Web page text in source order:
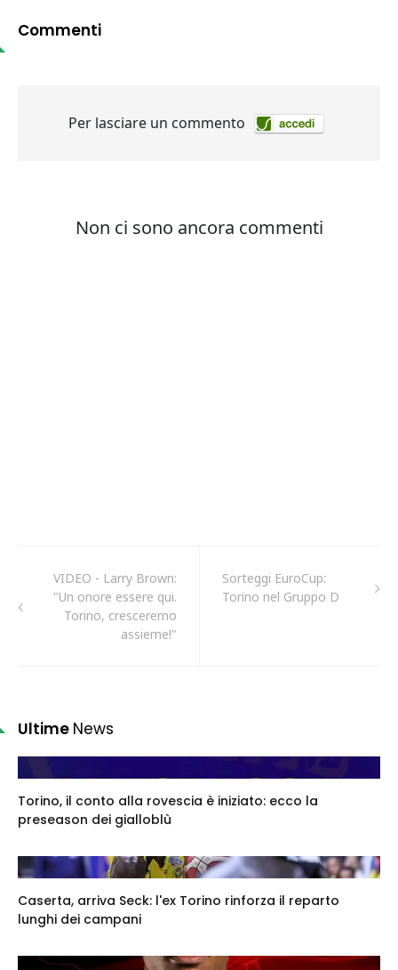
Commenti
VIDEO - Larry Brown:
"Un onore essere qui.
Torino, cresceremo
assieme!"
Sorteggi EuroCup:
Torino nel Gruppo D
Ultime News
Torino, il conto alla rovescia è iniziato: ecco la
preseason dei gialloblù
Caserta, arriva Seck: l'ex Torino rinforza il reparto
lunghi dei campani